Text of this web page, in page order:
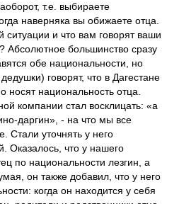
т.е. выбираете
наверняка вы обижаете отца.
ситуации и что вам говорят ваши
Абсолютное большинство сразу
обе национальности, но
говорят, что в Дагестане
носят национальность отца.
компании стал восклицать: «а
даргин», - на что мы все
Стали уточнять у него
Оказалось, что у нашего
по национальности лезгин, а
он также добавил, что у него
когда он находится у себя